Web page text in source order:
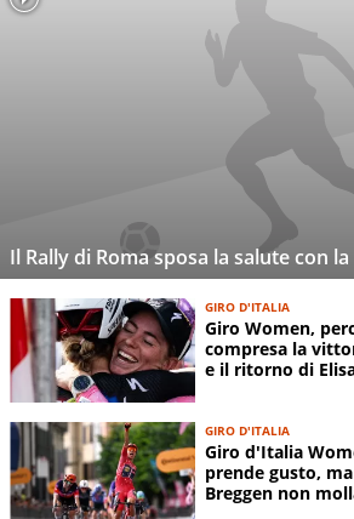
Il Rally di Roma sposa la salute con
GIRO D'ITALIA
Giro Women,
compresa la
e il ritorno di
GIRO D'ITALIA
Giro d'Italia
prende gusto,
Breggen non